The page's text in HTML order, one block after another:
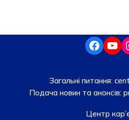
Загальні питання:
Подача новин та анонсів:
Центр